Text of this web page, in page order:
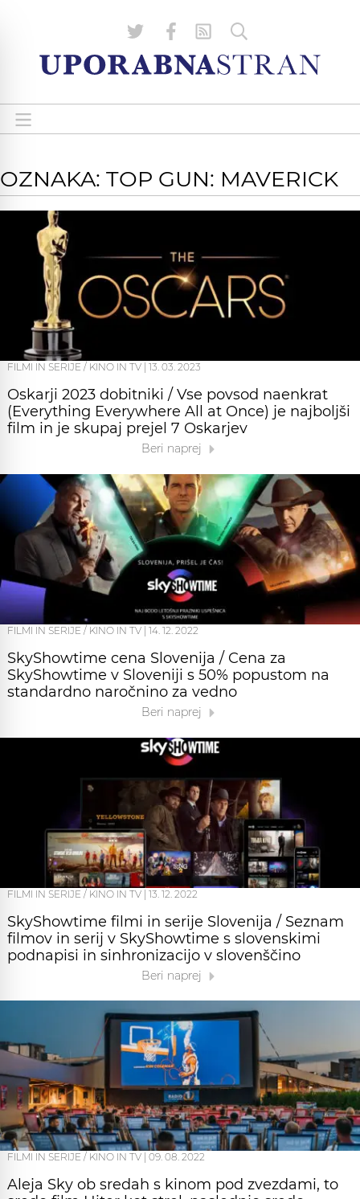
OZNAKA: TOP GUN: MAVERICK
FILMI IN SERIJE / KINO IN TV 13. 03. 2023
Oskarji 2023 dobitniki / Vse povsod naenkrat
(Everything Everywhere All at Once) je najboljši
film in je skupaj prejel 7 Oskarjev
Beri naprej
FILMI IN SERIJE / KINO IN TV 14. 12. 2022
SkyShowtime cena Slovenija / Cena za
SkyShowtime v Sloveniji s 50% popustom na
standardno naročnino za vedno
Beri naprej
FILMI IN SERIJE / KINO IN TV | 13. 12. 2022
SkyShowtime filmi in serije Slovenija / Seznam
filmov in serij v SkyShowtime s slovenskimi
podnapisi in sinhronizacijo v slovenščino
Beri naprej
FILMI IN SERIJE / KINO IN TV 09. 08. 2022
Aleja Sky ob sredah s kinom pod zvezdami, to